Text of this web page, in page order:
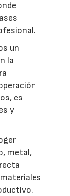
un
la
es
y
metal,